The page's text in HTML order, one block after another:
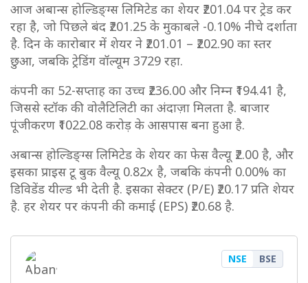
आज अबान्स होल्डिङ्ग्स लिमिटेड का शेयर ₹201.04 पर ट्रेड कर
रहा है, जो पिछले बंद ₹201.25 के मुकाबले -0.10% नीचे दर्शाता
है. दिन के कारोबार में शेयर ने ₹201.01 – ₹202.90 का स्तर
छुआ, जबकि ट्रेडिंग वॉल्यूम 3729 रहा.
कंपनी का 52-सप्ताह का उच्च ₹236.00 और निम्न ₹194.41 है,
जिससे स्टॉक की वोलैटिलिटी का अंदाज़ा मिलता है. बाजार
पूंजीकरण ₹1022.08 करोड़ के आसपास बना हुआ है.
अबान्स होल्डिङ्ग्स लिमिटेड के शेयर का फेस वैल्यू ₹2.00 है, और
इसका प्राइस टू बुक वैल्यू 0.82x है, जबकि कंपनी 0.00% का
डिविडेंड यील्ड भी देती है. इसका सेक्टर (P/E) ₹20.17 प्रति शेयर
है. हर शेयर पर कंपनी की कमाई (EPS) ₹20.68 है.
NSE BSE